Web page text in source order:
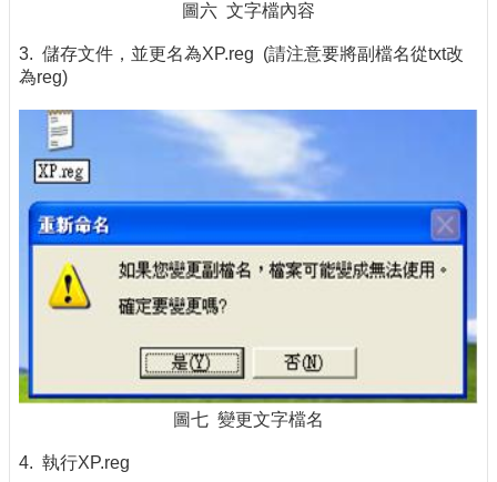
圖六 文字檔內容
3. 儲存文件，並更名為XP.reg (請注意要將副檔名從txt改
為reg)
圖七 變更文字檔名
4. 執行XP.reg